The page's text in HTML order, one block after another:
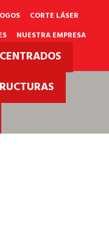
CORTE LÁSER
NUESTRA EMPRESA